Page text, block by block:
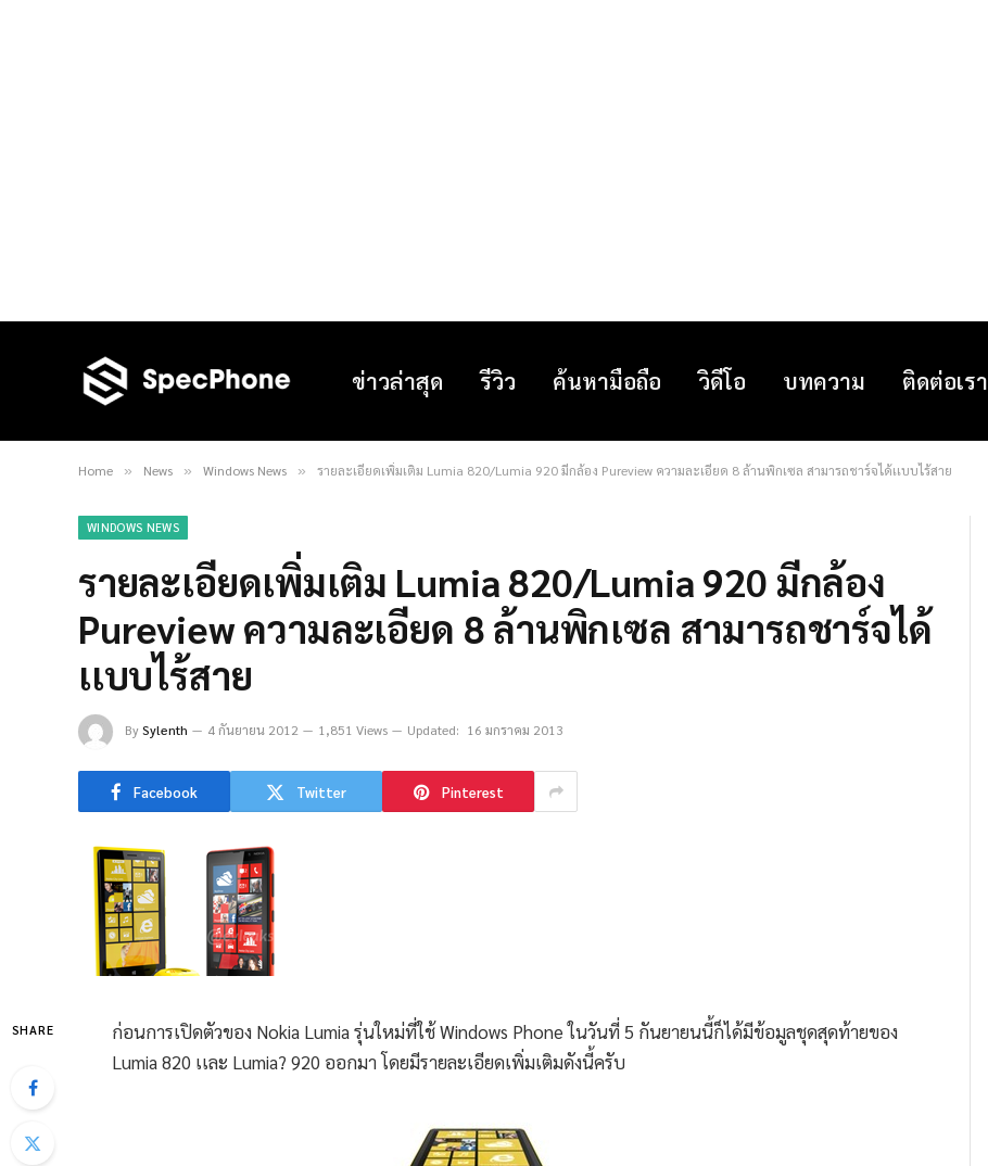
ข่าวล่าสุด รีวิว ค้นหามือถือ วิดีโอ บทความ ติดต่อเรา
Home » News » Windows News » รายละเอียดเพิ่มเติม Lumia 820/Lumia 920 มีกล้อง Pureview ความละเอียด 8 ล้านพิกเซล สามารถชาร์จได้เเบบไร้สาย
WINDOWS NEWS
รายละเอียดเพิ่มเติม Lumia 820/Lumia 920 มีกล้อง
Pureview ความละเอียด 8 ล้านพิกเซล สามารถชาร์จได้
เเบบไร้สาย
BySylenth 4 กันยายน 2012 1,851 Views Updated: 16 มกราคม 2013
Facebook Twitter Pinterest
SHARE
ก่อนการเปิดตัวของ Nokia Lumia รุ่นใหม่ที่ใช้ Windows Phone ในวันที่ 5 กันยายนนี้ก็ได้มีข้อมูลชุดสุดท้ายของ
Lumia 820 เเละ Lumia? 920 ออกมา โดยมีรายละเอียดเพิ่มเติมดังนี้ครับ